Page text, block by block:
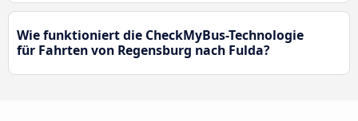
Wie funktioniert die CheckMyBus-Technologie
für Fahrten von Regensburg nach Fulda?